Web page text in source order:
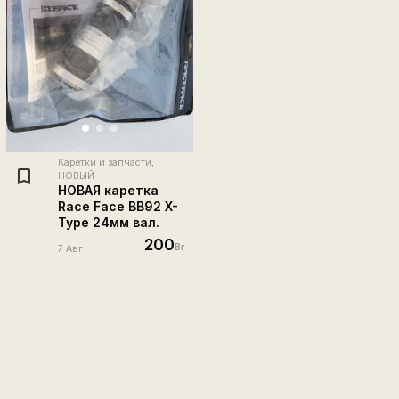
Каретки и запчасти,
НОВЫЙ
НОВАЯ каретка
Race Face BB92 X-
Type 24мм вал.
7 Авг 200Br